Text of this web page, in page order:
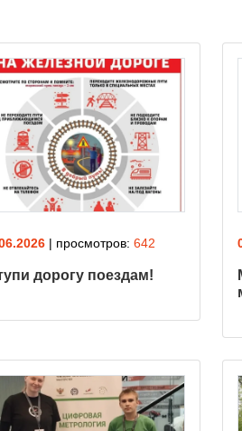
| просмотров: 642
дорогу поездам!